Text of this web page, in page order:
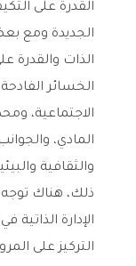
القدرة على
الجديدة ومع
الذات والقدرة
الخسائر
الاجتماعية،
المادي،
والثقافية
ذلك، هناك توجه
الإدارة
التركيز على